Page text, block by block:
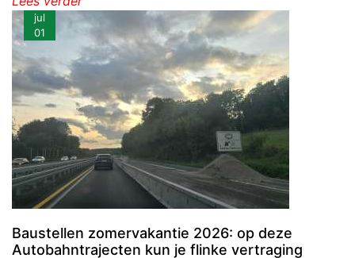
Baustellen zomervakantie 2026: op deze
Autobahntrajecten kun je flinke vertraging
jul
01